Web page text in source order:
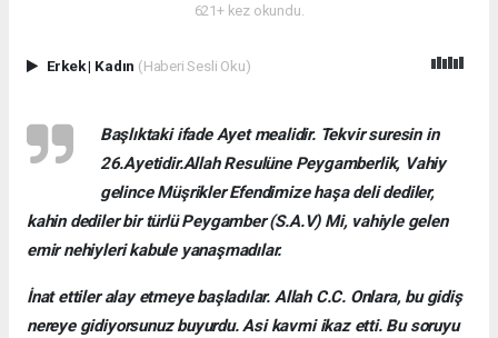
621+ kez okundu.
Erkek| Kadın (Haberi Sesli Oku)
Başlıktaki ifade Ayet mealidir. Tekvir suresin in
26.Ayetidir.Allah Resulüne Peygamberlik, Vahiy
gelince Müşrikler Efendimize haşa deli dediler,
kahin dediler bir türlü Peygamber (S.A.V) Mi, vahiyle gelen
emir nehiyleri kabule yanaşmadılar.
İnat ettiler alay etmeye başladılar. Allah C.C. Onlara, bu gidiş
nereye gidiyorsunuz buyurdu. Asi kavmi ikaz etti. Bu soruyu